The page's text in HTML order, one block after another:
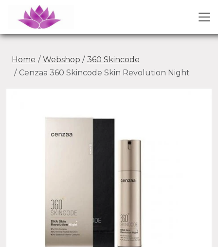
Home Webshop
360 Skincode
Cenzaa 360 Skincode Skin Revolution Night